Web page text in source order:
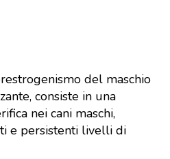
del maschio
consiste in una
nei cani maschi,
e persistenti livelli di